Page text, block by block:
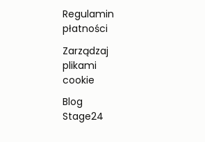
Regulamin
płatności
Zarządzaj
plikami
cookie
Blog
Stage24